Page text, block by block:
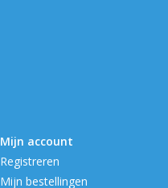
Mijn account
Registreren
Mijn bestellingen